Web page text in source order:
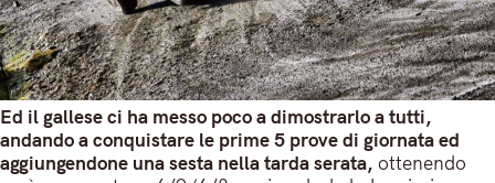
Ed il gallese ci ha messo poco a dimostrarlo a tutti,
andando a conquistare le prime 5 prove di giornata ed
aggiungendone una sesta nella tarda serata, ottenendo